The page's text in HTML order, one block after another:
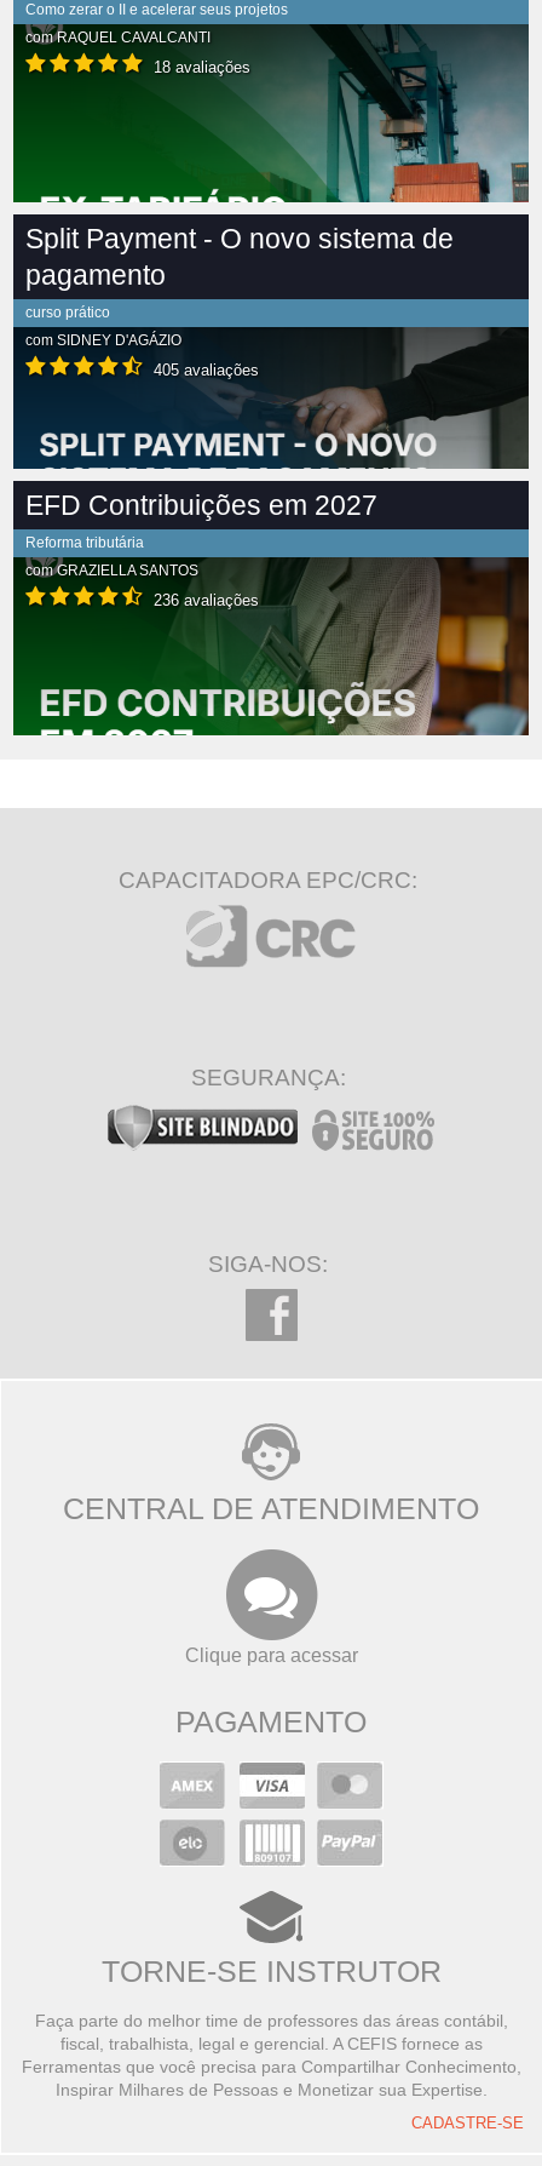
Como zerar o II e acelerar seus projetos
comRAQUEL CAVALCANTI
18 avaliações
Split Payment - O novo sistema de
pagamento
curso prático
com SIDNEY D'AGÁZIO
405 avaliações
EFD Contribuições em 2027
Reforma tributária
comGRAZIELLA SANTOS
236 avaliações
CAPACITADORA EPC/CRC:
SEGURANÇA:
SIGA-NOS:
CENTRAL DE ATENDIMENTO
Clique para acessar
PAGAMENTO
TORNE-SE INSTRUTOR
Faça parte do melhor time de professores das áreas contábil,
fiscal, trabalhista, legal e gerencial. A CEFIS fornece as
Ferramentas que você precisa para Compartilhar Conhecimento,
Inspirar Milhares de Pessoas e Monetizar sua Expertise.
CADASTRE-SE